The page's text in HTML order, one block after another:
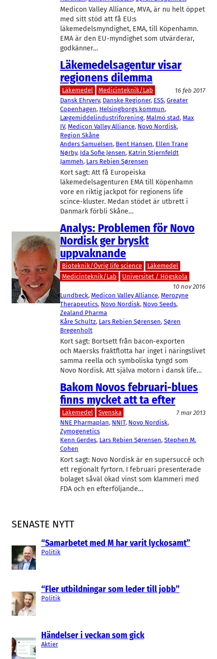
SENASTE NYTT
“Samarbetet med M har varit lyckosamt”
Politik
“Fler utbildningar som leder till jobb”
Politik
Händelser i veckan som gick
Aktier
Medicon Valley Alliance, MVA, är nu helt öppet
med sitt stöd att få EU:s
läkemedelsmyndighet, EMA, till Köpenhamn.
EMA är den EU-myndighet som utvärderar,
godkänner…
Läkemedelsagentur visar
regionens dilemma
Läkemedel Medicinteknik/Lab
16 feb 2017
Dansk Ehrverv, Danske Regioner, ESS, Greater
Copenhagen, Helsingborgs kommun
Lægemiddelindustriforening, Malmö stad, Max
IV, Medicon Valley Alliance, Novo Nordisk
Region Skåne
Anders Samuelsen, Bent Hansen, Ellen Trane
Nørby, Ida Sofie Jensen, Katrin Stjernfeldt
Jammeh, Lars Rebien Sørensen
Kort sagt: Att få Europeiska
läkemedelsagenturen EMA till Köpenhamn
vore en riktig jackpot för regionens life
scince-kluster. Medan stödet är utbrett i
Danmark förbli Skåne…
Analys: Problemen för Novo
Nordisk ger bryskt
uppvaknande
Bioteknik/Övrig life science
Läkemedel
Medicinteknik/Lab
Universitet / Högskola
10 nov 2016
Lundbeck, Medicon Valley Alliance, Merozyne
Therapeutics, Novo Nordisk, Novo Seeds
Zealand Pharma
Kåre Schultz, Lars Rebien Sørensen, Søren
Bregenholt
Kort sagt: Bortsett från bacon-exporten
och Maersks fraktflotta har inget i näringslivet
samma reella och symboliska tyngd som
Novo Nordisk. Att själva motorn i dansk life…
Bakom Novos februari-blues
finns mycket att ta efter
Läkemedel Svenska
7 mar 2013
NNE Pharmaplan, NNIT, Novo Nordisk
Zymogenetics
Kenn Gerdes, Lars Rebien Sørensen, Stephen M.
Cohen
Kort sagt: Novo Nordisk är en supersuccé och
ett regionalt fyrtorn. I februari presenterade
bolaget såväl ökad vinst som klammeri med
FDA och en efterföljande…